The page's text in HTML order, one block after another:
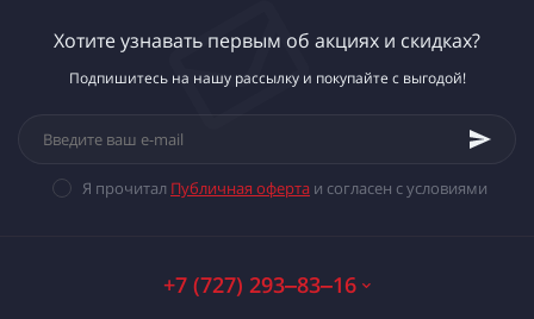
Хотите узнавать первым об акциях и скидках?
Подпишитесь на нашу рассылку и покупайте с выгодой!
Я прочитал Публичная оферта и согласен с условиями
+7 (727) 293‒83‒16